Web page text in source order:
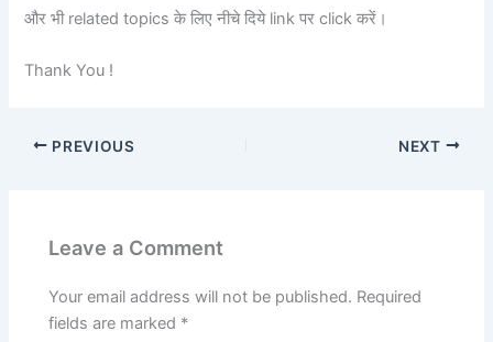
और भी related topics के लिए नीचे दिये link पर click करें।
Thank You !
PREVIOUS NEXT
Leave a Comment
Your email address will not be published. Required
fields are marked *